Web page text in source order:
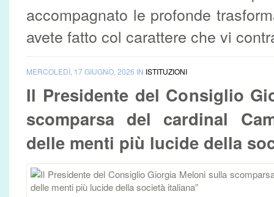
accompagnato le profonde
avete fatto col carattere che vi
MERCOLEDÌ, 17 GIUGNO, 2026 IN ISTITUZIONI
Il Presidente del Consiglio
scomparsa del cardinal
delle menti più lucide della